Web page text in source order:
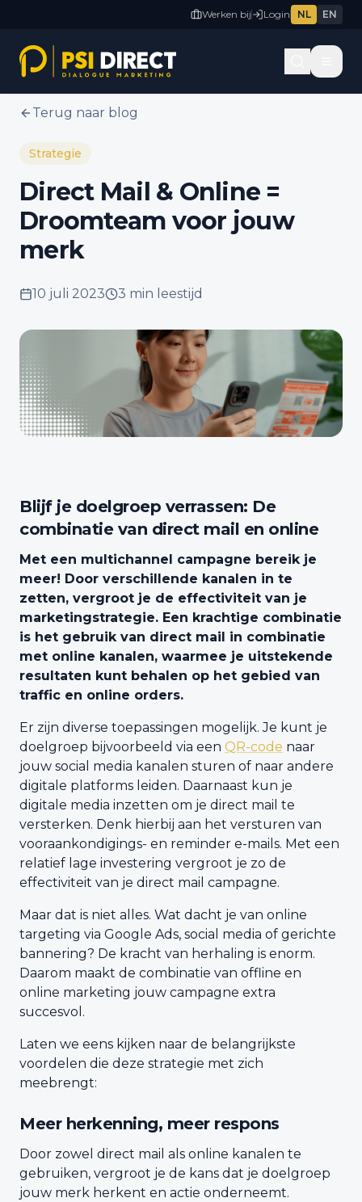
Werken bij Login NL EN
Terug naar blog
Strategie
Direct Mail & Online =
Droomteam voor jouw
merk
10 juli 2023 3 min leestijd
Blijf je doelgroep verrassen: De
combinatie van direct mail en online
Met een multichannel campagne bereik je
meer! Door verschillende kanalen in te
zetten, vergroot je de effectiviteit van je
marketingstrategie. Een krachtige combinatie
is het gebruik van direct mail in combinatie
met online kanalen, waarmee je uitstekende
resultaten kunt behalen op het gebied van
traffic en online orders.
Er zijn diverse toepassingen mogelijk. Je kunt je
doelgroep bijvoorbeeld via een QR-code naar
jouw social media kanalen sturen of naar andere
digitale platforms leiden. Daarnaast kun je
digitale media inzetten om je direct mail te
versterken. Denk hierbij aan het versturen van
vooraankondigings- en reminder e-mails. Met een
relatief lage investering vergroot je zo de
effectiviteit van je direct mail campagne.
Maar dat is niet alles. Wat dacht je van online
targeting via Google Ads, social media of gerichte
bannering? De kracht van herhaling is enorm.
Daarom maakt de combinatie van offline en
online marketing jouw campagne extra
succesvol.
Laten we eens kijken naar de belangrijkste
voordelen die deze strategie met zich
meebrengt:
Meer herkenning, meer respons
Door zowel direct mail als online kanalen te
gebruiken, vergroot je de kans dat je doelgroep
jouw merk herkent en actie onderneemt.